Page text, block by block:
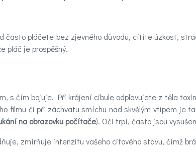
často pláčete bez zjevného důvodu, cítíte úzkost,
pláč je prospěšný.
s čím bojuje. Při krájení cibule odplavujete z těla
filmu či při záchvatu smíchu nad skvělým vtipem je
na obrazovku počítače). Oči trpí, často jsou
zmírňuje intenzitu vašeho citového stavu, čímž